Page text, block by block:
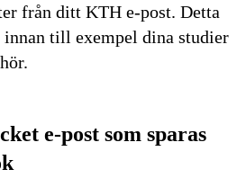
från ditt KTH e-post. Detta
innan till exempel dina studier
e-post som sparas